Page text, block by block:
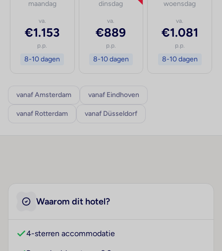
maandag
va.
€1.153
p.p.
8-10 dagen
dinsdag
va.
€889
p.p.
8-10 dagen
woensdag
va.
€1.081
p.p.
8-10 dagen
vanaf Amsterdam vanaf Eindhoven
vanaf Rotterdam vanaf Düsseldorf
Waarom dit hotel?
4-sterren accommodatie